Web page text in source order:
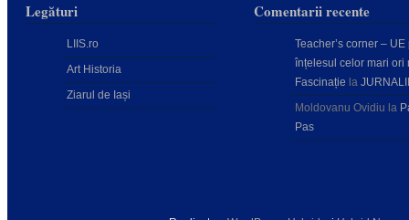
Legături
LIIS.ro
Art Historia
Ziarul de Iași
Comentarii recente
Teacher’s corner – UE
înțelesul celor mari ori
Fascinație la
Moldovanu Ovidiu la
Pas